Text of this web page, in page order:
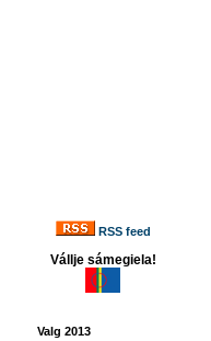
RSS feed
Vállje sámegiela!
Valg 2013